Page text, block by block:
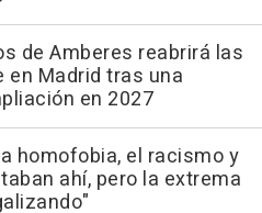
de Amberes reabrirá las
en Madrid tras una
en 2027
homofobia, el racismo y
ahí, pero la extrema